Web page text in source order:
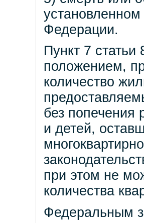
установленном
Федерации.
Пункт 7
положением,
количество
без попечения
и детей,
при этом не
количества
Федеральным